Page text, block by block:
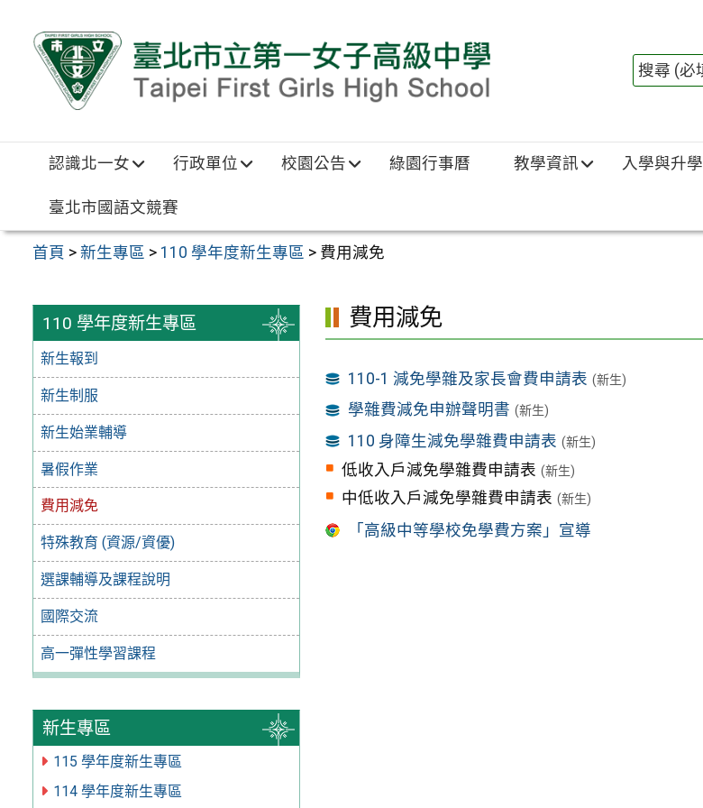
認識北一女 行政單位 校園公告 綠園行事曆 教學資訊 入學與升學
臺北市國語文競賽
首頁 >新生專區 > 110 學年度新生專區 > 費用減免
110 學年度新生專區
新生報到
新生制服
新生始業輔導
暑假作業
費用減免
特殊教育 (資源/資優)
選課輔導及課程說明
國際交流
高一彈性學習課程
新生專區
115 學年度新生專區
114 學年度新生專區
費用減免
110-1 減免學雜及家長會費申請表 (新生)
學雜費減免申辦聲明書 (新生)
110 身障生減免學雜費申請表 (新生)
低收入戶減免學雜費申請表 (新生)
中低收入戶減免學雜費申請表 (新生)
「高級中等學校免學費方案」宣導